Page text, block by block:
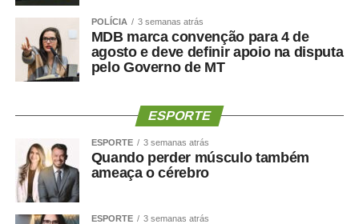
POLÍCIA 3 semanas atrás
MDB marca convenção para 4 de
agosto e deve definir apoio na disputa
pelo Governo de MT
ESPORTE
ESPORTE 3 semanas atrás
Quando perder músculo também
ameaça o cérebro
ESPORTE 3 semanas atrás